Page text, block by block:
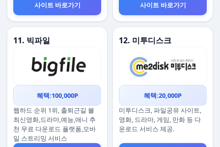
사이트 바로가기
사이트 바로가기
11. 빅파일
혜택:100,000P
웹하드 순위 1위, 출퇴근길 볼
최신영화,드라마,예능,애니 추
천 무료 다운로드 플랫폼,모바
일 스트리밍 서비스
12. 미투디스크
혜택:20,000P
미투디스크, 파일공유 사이트,
영화, 드라마, 게임, 만화 등 다
운로드 서비스 제공.